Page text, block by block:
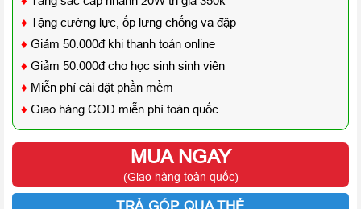
♦ Tặng cường lực, ốp lưng chống va đập
♦ Giảm 50.000đ khi thanh toán online
♦ Giảm 50.000đ cho học sinh sinh viên
♦ Miễn phí cài đặt phần mềm
♦ Giao hàng COD miễn phí toàn quốc
MUA NGAY
(Giao hàng toàn quốc)